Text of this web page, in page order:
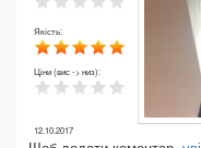
Якість:
Ціни (вис -> низ):
12.10.2017